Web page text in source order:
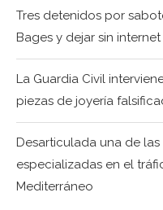
Tres detenidos por
Bages y dejar sin
La Guardia Civil
piezas de joyería
Desarticulada una de
especializadas en el
Mediterráneo